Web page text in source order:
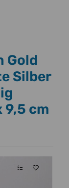
Gold
Silber
9,5 cm